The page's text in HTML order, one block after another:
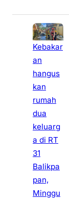
Kebakar
an
hangus
kan
rumah
dua
keluarg
a di RT
31
Balikpa
pan,
Minggu